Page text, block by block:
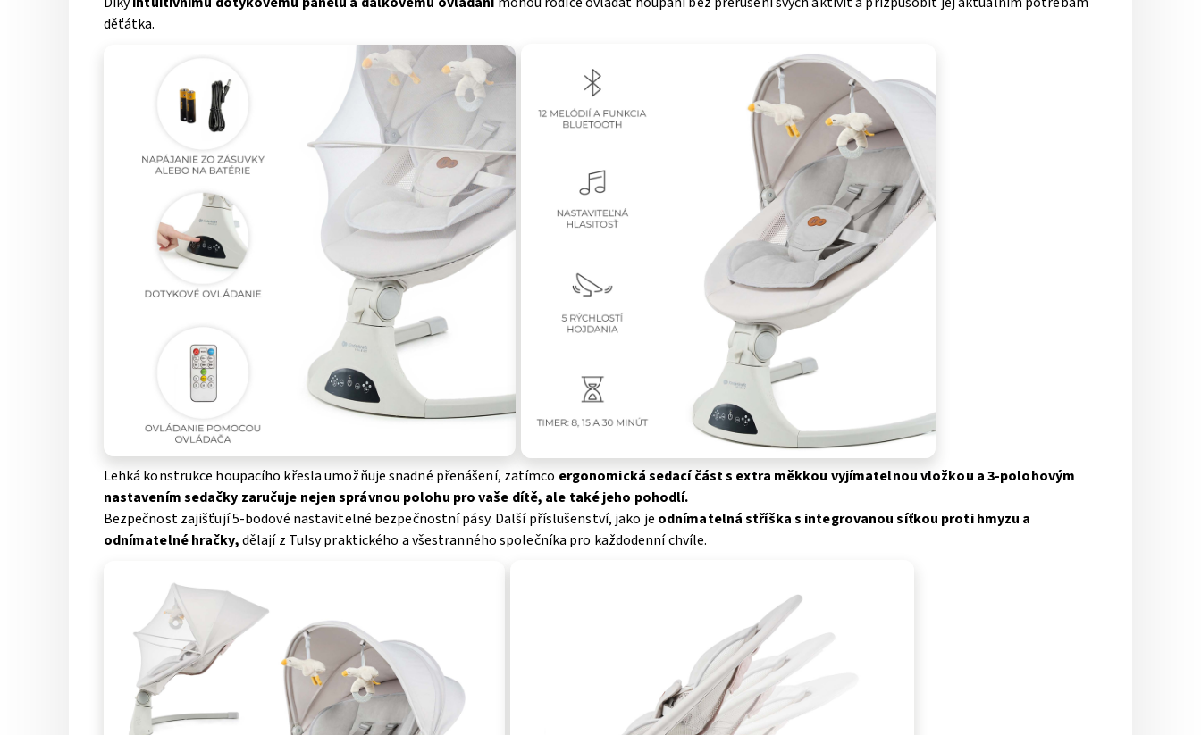
děťátka.
Lehká konstrukce houpacího křesla umožňuje snadné přenášení, zatímco ergonomická sedací část s extra měkkou vyjímatelnou vložkou a 3-polohovým
nastavením sedačky zaručuje nejen správnou polohu pro vaše dítě, ale také jeho pohodlí.
Bezpečnost zajišťují 5-bodové nastavitelné bezpečnostní pásy. Další příslušenství, jako je odnímatelná stříška s integrovanou síťkou proti hmyzu a
odnímatelné hračky,dělají z Tulsy praktického a všestranného společníka pro každodenní chvíle.